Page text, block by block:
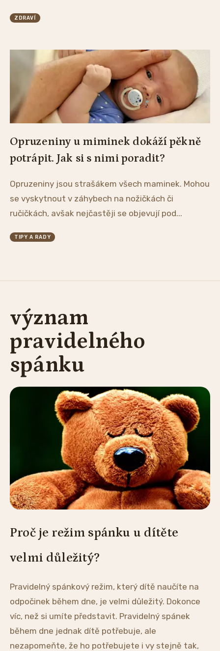
ZDRAVÍ
Opruzeniny u miminek dokáží pěkně
potrápit. Jak si s nimi poradit?
Opruzeniny jsou strašákem všech maminek. Mohou
se vyskytnout v záhybech na nožičkách či
ručičkách, avšak nejčastěji se objevují pod...
TIPY A RADY
význam
pravidelného
spánku
Proč je režim spánku u dítěte
velmi důležitý?
Pravidelný spánkový režim, který dítě naučíte na
odpočinek během dne, je velmi důležitý. Dokonce
víc, než si umíte představit. Pravidelný spánek
během dne jednak dítě potřebuje, ale
nezapomeňte, že ho potřebujete i vy stejně tak,